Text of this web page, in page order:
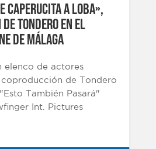
Caperucita a loba»,
Tondero en el
de Málaga
elenco de actores
coproducción de Tondero
También Pasará"
Int. Pictures